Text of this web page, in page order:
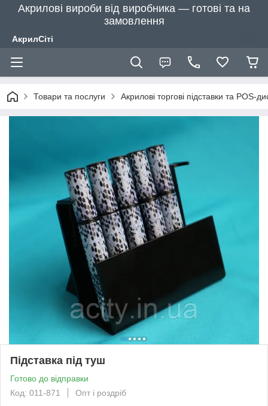
Акрилові вироби від виробника — готові та на
замовлення
АкрилСіті
Товари та послуги Акрилові торгові підставки та POS-
Підставка під туш
Готово до відправки
Код: 011-871
Опт і роздріб